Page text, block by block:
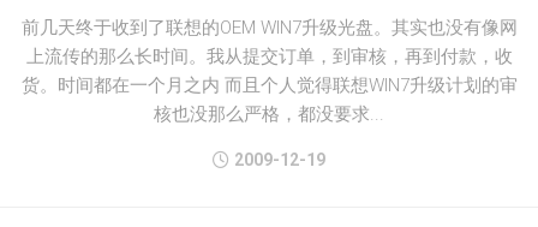
前几天终于收到了联想的OEM WIN7升级光盘。其实也没有像网
上流传的那么长时间。我从提交订单，到审核，再到付款，收
货。时间都在一个月之内 而且个人觉得联想WIN7升级计划的审
核也没那么严格，都没要求...
2009-12-19